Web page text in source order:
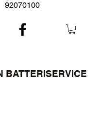
92070100
BATTERISERVICE